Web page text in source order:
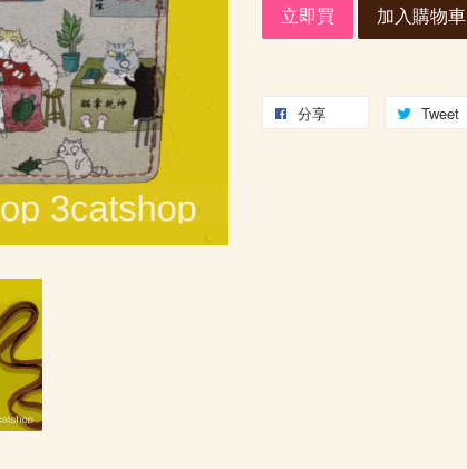
立即買 加入購物車
分享 Tweet